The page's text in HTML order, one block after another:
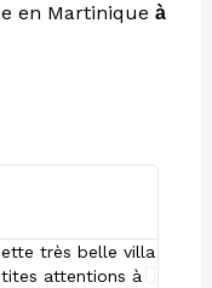
en Martinique à
très belle villa
attentions à